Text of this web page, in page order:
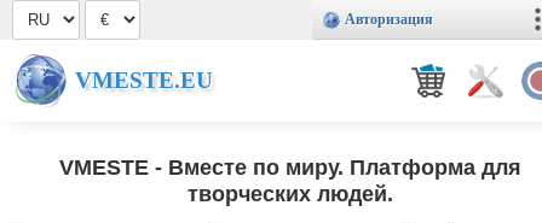
Авторизация
VMESTE.EU
VMESTE - Вместе по миру. Платформа для
творческих людей.